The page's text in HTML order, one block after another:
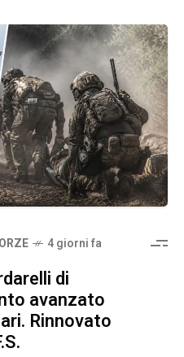
4 giorni fa
di
avanzato
Rinnovato